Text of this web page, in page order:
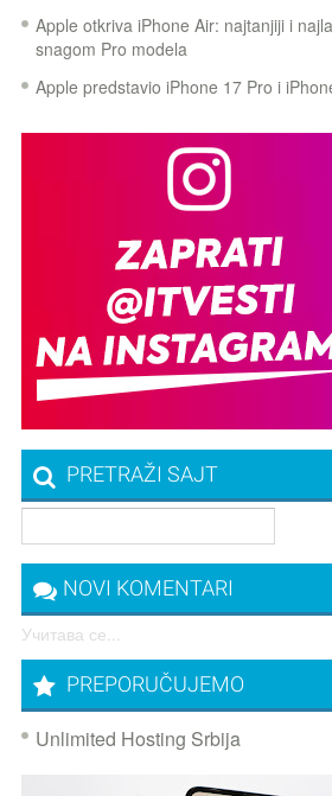
Apple otkriva iPhone Air: najtanjiji i
snagom Pro modela
Apple predstavio iPhone 17 Pro i
PRETRAŽI SAJT
NOVI KOMENTARI
Учитава се...
PREPORUČUJEMO
Unlimited Hosting Srbija